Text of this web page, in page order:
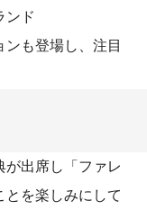
ンド
ンも登場し、注目
出席し「ファレ
とを楽しみにして